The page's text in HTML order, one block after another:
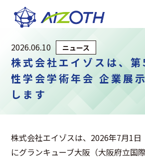
2026.06.10 ニュース
株式会社エイゾスは、
性学会学術年会 企業展
します
株式会社エイゾスは、2026年7月1日
にグランキューブ大阪（大阪府立国